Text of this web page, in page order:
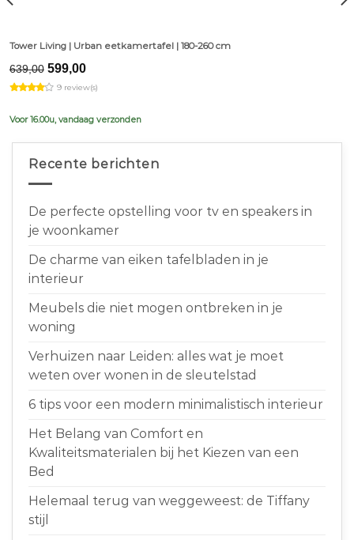
Tower Living | Urban eetkamertafel | 180-260 cm
639,00 Original
price
was:
599,00Current
is:
9 review(s)
Voor 16.00u, vandaag verzonden
Recente berichten
De perfecte opstelling voor tv en speakers in
je woonkamer
De charme van eiken tafelbladen in je
interieur
Meubels die niet mogen ontbreken in je
woning
Verhuizen naar Leiden: alles wat je moet
weten over wonen in de sleutelstad
6 tips voor een modern minimalistisch interieur
Het Belang van Comfort en
Kwaliteitsmaterialen bij het Kiezen van een
Bed
Helemaal terug van weggeweest: de Tiffany
stijl